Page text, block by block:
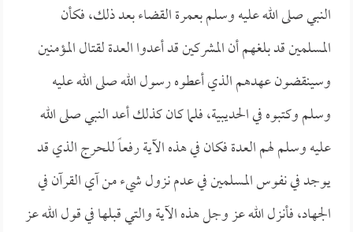
النبي صلى الله عليه وسلم بعمرة القضاء بعد ذلك، فكأن
المسلمين قد بلغهم أن المشركين قد أعدوا العدة لقتال المؤمنين
وسينقضون عهدهم الذي أعطوه رسول الله صلى الله عليه
وسلم وكتبوه في الحديبية، فلما كان كذلك أعد النبي صلى الله
عليه وسلم لهم العدة فكان في هذه الآية رفعاً للحرج الذي قد
يوجد في نفوس المسلمين في عدم نزول شيء من آي القرآن في
الجهاد، فأنزل الله عز وجل هذه الآية والتي قبلها في قول الله عز